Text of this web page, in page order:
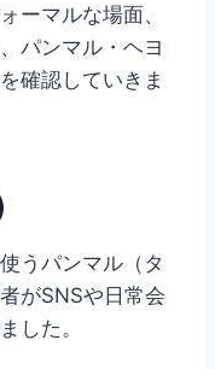
ーマルな場面、
パンマル・ヘヨ
確認していきま
うパンマル（タ
がSNSや日常会
した。